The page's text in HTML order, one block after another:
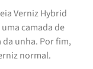
Verniz Hybrid
camada de
da unha. Por fim,
normal.